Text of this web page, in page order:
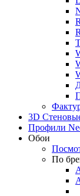
3D
Профили
Обои
По